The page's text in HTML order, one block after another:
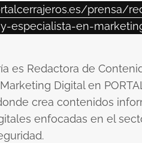
prensa/
especialista-en-
es Redactora de
Digital en
crea contenidos
enfocadas en el